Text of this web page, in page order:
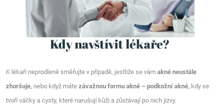
Kdy navštívit lékaře?
K lékaři neprodleně směřujte v případě, jestliže se vámakné neustále
zhoršuje, nebo když mátezávažnou formu akné – podkožní akné, kdy se
tvoří váčky a cysty, které narušují kůži a zůstávají po nich jizvy.